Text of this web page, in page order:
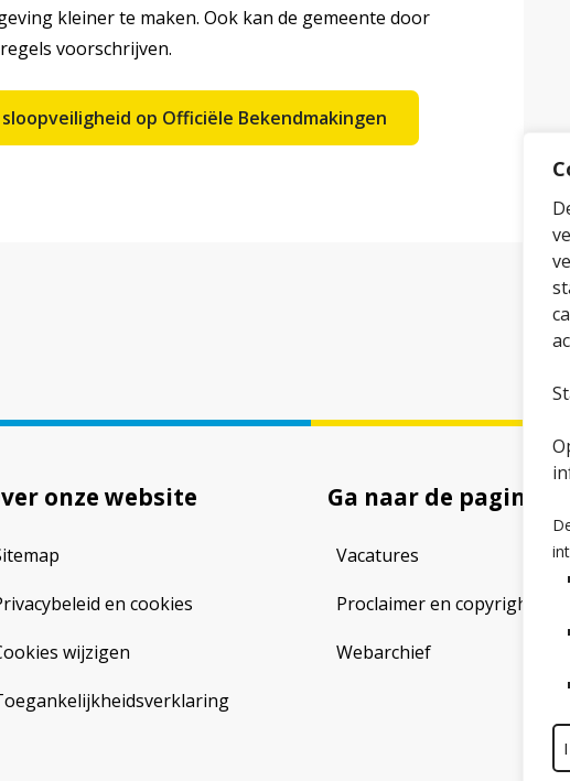
kleiner te maken. Ook kan de gemeente door
voorschrijven.
op Officiële Bekendmakingen
onze website
en cookies
wijzigen
Ga naar de pagina
Vacatures
Proclaimer en copyright
Webarchief